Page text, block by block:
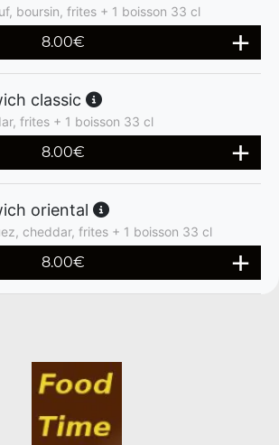
boursin, frites + 1 boisson 33 cl
8.00€
classic
frites + 1 boisson 33 cl
8.00€
oriental
cheddar, frites + 1 boisson 33 cl
8.00€